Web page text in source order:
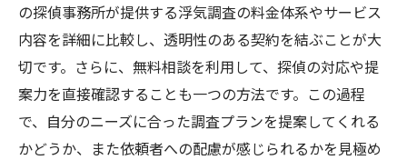
の探偵事務所が提供する浮気調査の料金体系やサービス
内容を詳細に比較し、透明性のある契約を結ぶことが大
切です。さらに、無料相談を利用して、探偵の対応や提
案力を直接確認することも一つの方法です。この過程
で、自分のニーズに合った調査プランを提案してくれる
かどうか、また依頼者への配慮が感じられるかを見極め